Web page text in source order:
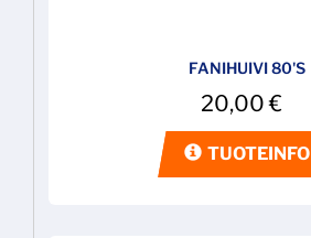
FANIHUIVI 80'S
20,00€
TUOTEINFO